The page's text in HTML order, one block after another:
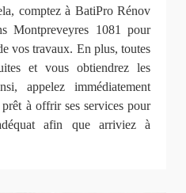
comptez à BatiPro Rénov
Montpreveyres 1081 pour
vos travaux. En plus, toutes
et vous obtiendrez les
appelez immédiatement
à offrir ses services pour
afin que arriviez à